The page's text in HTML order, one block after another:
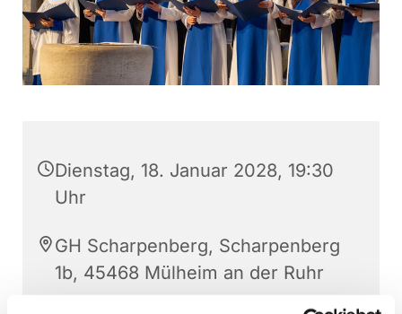
Dienstag, 18. Januar 2028, 19:30
Uhr
GH Scharpenberg, Scharpenberg
1b, 45468 Mülheim an der Ruhr